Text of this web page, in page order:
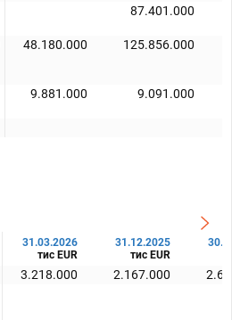
87.401.000
48.180.000 125.856.000
9.881.000 9.091.000
31.03.2026
тис EUR
31.12.2025
тис EUR
3.218.000 2.167.000